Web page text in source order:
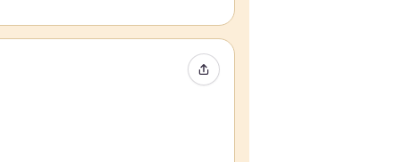
Compartir evento